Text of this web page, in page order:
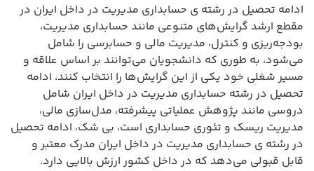
ادامه تحصیل در رشته ی حسابداری مدیریت در داخل ایران در
مقطع ارشد گرایش‌های متنوعی مانند حسابداری مدیریت،
بودجه‌ریزی و کنترل، مدیریت مالی و حسابرسی را شامل
می‌شود، به طوری که دانشجویان می‌توانند بر اساس علاقه و
مسیر شغلی خود یکی از این گرایش‌ها را انتخاب کنند، ادامه
تحصیل در رشته حسابداری مدیریت در داخل ایران شامل
دروسی مانند پژوهش عملیاتی پیشرفته، مدل‌سازی مالی،
مدیریت ریسک و تئوری حسابداری است، بی شک، ادامه تحصیل
در رشته ی حسابداری مدیریت در داخل ایران مدرک معتبر و
قابل قبولی می‌دهد که در داخل کشور ارزش بالایی دارد.